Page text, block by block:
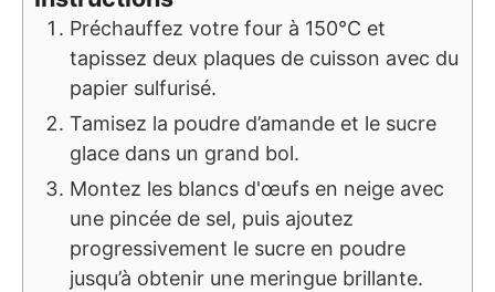
Préchauffez votre four à 150°C et
tapissez deux plaques de cuisson avec du
papier sulfurisé.
Tamisez la poudre d’amande et le sucre
glace dans un grand bol.
Montez les blancs d'œufs en neige avec
une pincée de sel, puis ajoutez
progressivement le sucre en poudre
jusqu’à obtenir une meringue brillante.